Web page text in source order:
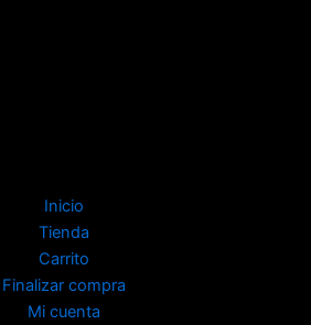
Inicio
Tienda
Carrito
Finalizar compra
Mi cuenta